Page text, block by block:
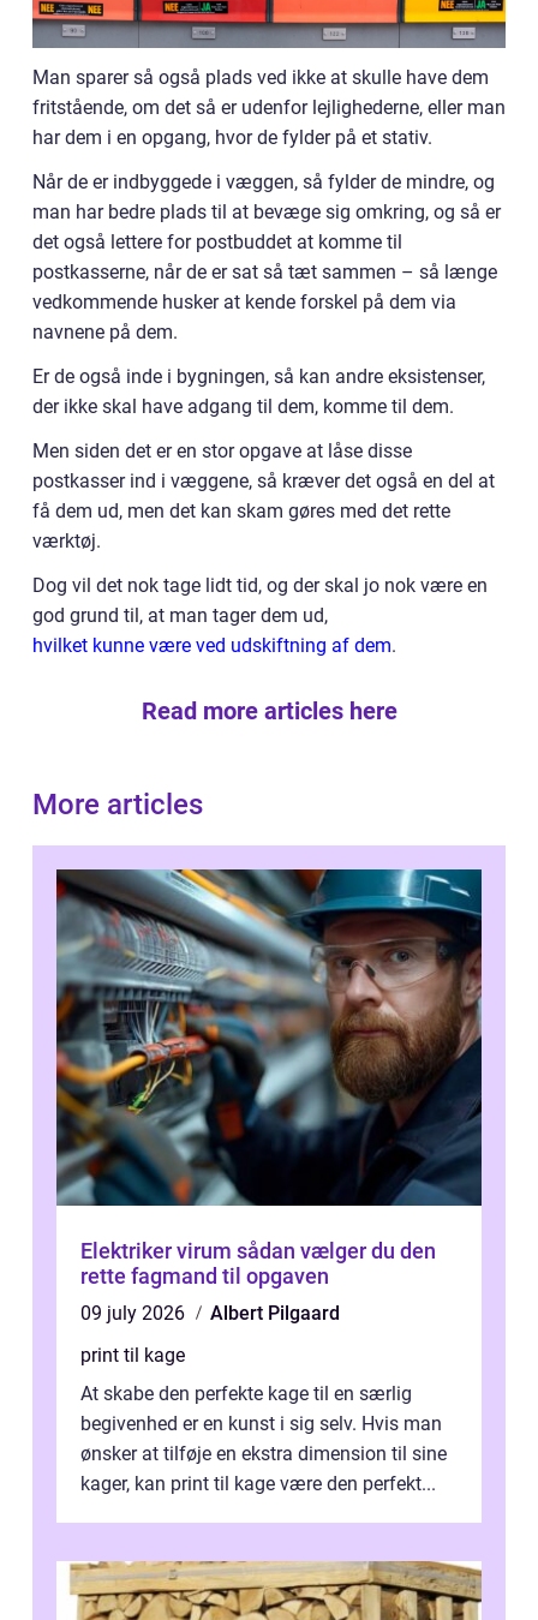
Man sparer så også plads ved ikke at skulle have dem
fritstående, om det så er udenfor lejlighederne, eller man
har dem i en opgang, hvor de fylder på et stativ.
Når de er indbyggede i væggen, så fylder de mindre, og
man har bedre plads til at bevæge sig omkring, og så er
det også lettere for postbuddet at komme til
postkasserne, når de er sat så tæt sammen – så længe
vedkommende husker at kende forskel på dem via
navnene på dem.
Er de også inde i bygningen, så kan andre eksistenser,
der ikke skal have adgang til dem, komme til dem.
Men siden det er en stor opgave at låse disse
postkasser ind i væggene, så kræver det også en del at
få dem ud, men det kan skam gøres med det rette
værktøj.
Dog vil det nok tage lidt tid, og der skal jo nok være en
god grund til, at man tager dem ud,
hvilket kunne være ved udskiftning af dem.
Read more articles here
More articles
Elektriker virum sådan vælger du den
rette fagmand til opgaven
09 july 2026
Albert Pilgaard
print til kage
At skabe den perfekte kage til en særlig
begivenhed er en kunst i sig selv. Hvis man
ønsker at tilføje en ekstra dimension til sine
kager, kan print til kage være den perfekt...